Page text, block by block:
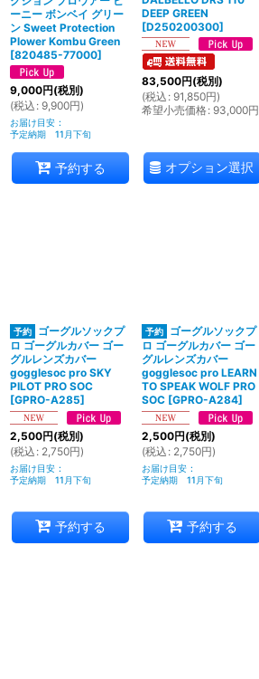
ーニー ボンベイ グリー
ン Sweet Protection
Plower Kombu Green
[820485-77000]
9,000円(税別)
(税込 : 9,900円)
お届け目安 :
予定納期 11月下旬
予約する
DEEP GREEN
[D250200300]
83,500円(税別)
(税込 : 91,850円)
希望小売価格: 93,000円
オプション選択
ゴーグルソックプ
ロ ゴーグルカバー ゴー
グルレンズカバー
gogglesoc pro SKY
PILOT PRO SOC
[GPRO-A285]
2,500円(税別)
(税込 : 2,750円)
お届け目安 :
予定納期 11月下旬
予約する
ゴーグルソックプ
ロ ゴーグルカバー ゴー
グルレンズカバー
gogglesoc pro LEARN
TO SPEAK WOLF PRO
SOC [GPRO-A284]
2,500円(税別)
(税込 : 2,750円)
お届け目安 :
予定納期 11月下旬
予約する